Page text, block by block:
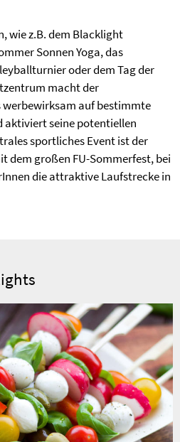
wie z.B. dem Blacklight
Sonnen Yoga, das
oder dem Tag der
macht der
auf bestimmte
aktiviert seine potentiellen
sportliches Event ist der
dem großen FU-Sommerfest, bei
die attraktive Laufstrecke in